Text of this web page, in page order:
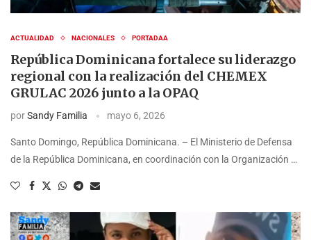
ACTUALIDAD NACIONALES PORTADAA
República Dominicana fortalece su liderazgo
regional con la realización del CHEMEX
GRULAC 2026 junto a la OPAQ
porSandy Familia mayo 6, 2026
Santo Domingo, República Dominicana. – El Ministerio de Defensa
de la República Dominicana, en coordinación con la Organización …